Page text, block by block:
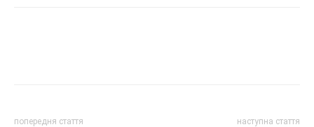
попередня стаття наступна стаття